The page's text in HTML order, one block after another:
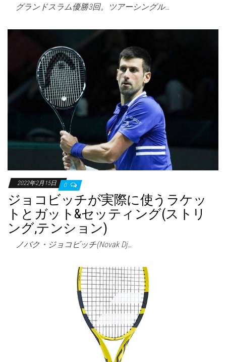
グランドスラム優勝3回。ツアーシングル…
2022年2月15日 0
ジョコビッチが実際に使うラケッ
トとガット&セッティング(ストリ
ング,テンション)
ノバク・ジョコビッチ(Novak Dj…